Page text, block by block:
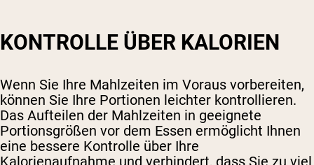
KONTROLLE ÜBER KALORIEN
Wenn Sie Ihre Mahlzeiten im Voraus vorbereiten,
können Sie Ihre Portionen leichter kontrollieren.
Das Aufteilen der Mahlzeiten in geeignete
Portionsgrößen vor dem Essen ermöglicht Ihnen
eine bessere Kontrolle über Ihre
Kalorienaufnahme und verhindert, dass Sie zu viel